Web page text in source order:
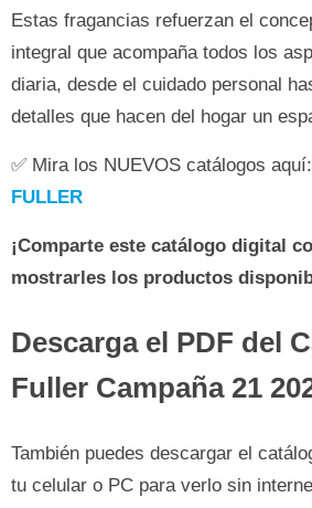
Estas fragancias refuerzan el
integral que acompaña todos los
diaria, desde el cuidado personal
detalles que hacen del hogar un
✅ Mira los NUEVOS catálogos aquí:
FULLER
¡Comparte este catálogo digital
mostrarles los productos
Descarga el PDF del
Fuller Campaña 21
También puedes descargar el
tu celular o PC para verlo sin